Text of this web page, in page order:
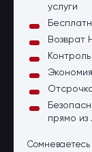
услуги
Возврат
прямо из
Сомневаетесь